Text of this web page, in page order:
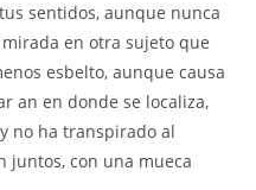
sentidos, aunque nunca
en otra sujeto que
esbelto, aunque causa
an en donde se localiza,
no ha transpirado al
juntos, con una mueca